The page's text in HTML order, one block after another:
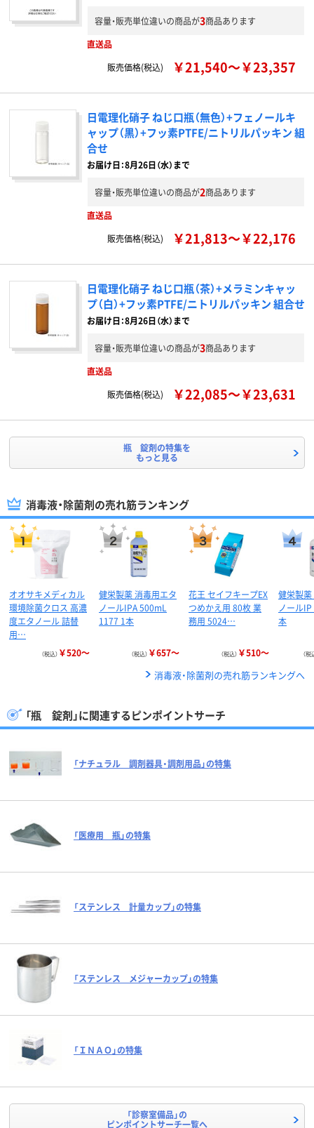
容量・販売単位違いの商品が3商品あります
直送品
販売価格(税込)
￥21,540～￥23,357
日電理化硝子 ねじ口瓶（無色）+フェノールキ
ャップ（黒）+フッ素PTFE/ニトリルパッキン 組
合せ
お届け日：8月26日（水）まで
容量・販売単位違いの商品が2商品あります
直送品
販売価格(税込)
￥21,813～￥22,176
日電理化硝子 ねじ口瓶（茶）+メラミンキャッ
プ（白）+フッ素PTFE/ニトリルパッキン 組合せ
お届け日：8月26日（水）まで
容量・販売単位違いの商品が3商品あります
直送品
販売価格(税込)
￥22,085～￥23,631
瓶 錠剤の特集を
もっと見る
消毒液・除菌剤の売れ筋ランキング
オオサキメディカル
環境除菌クロス 高濃
度エタノール 詰替
用…
（税込） ￥520～
健栄製薬 消毒用エタ
ノールIPA 500mL
1177 1本
（税込） ￥657～
花王 セイフキープEX
つめかえ用 80枚 業
務用 5024…
（税込） ￥510～
健栄製
ノール
本
（税
消毒液・除菌剤の売れ筋ランキングへ
「瓶 錠剤」に関連するピンポイントサーチ
「ナチュラル 調剤器具・調剤用品」の特集
「医療用 瓶」の特集
「ステンレス 計量カップ」の特集
「ステンレス メジャーカップ」の特集
「ＩＮＡＯ」の特集
「診察室備品」の
ピンポイントサーチ一覧へ